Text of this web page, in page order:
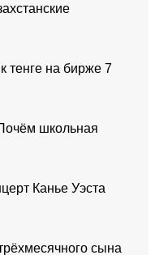
тенге на бирже 7
школьная
Канье Уэста
сына